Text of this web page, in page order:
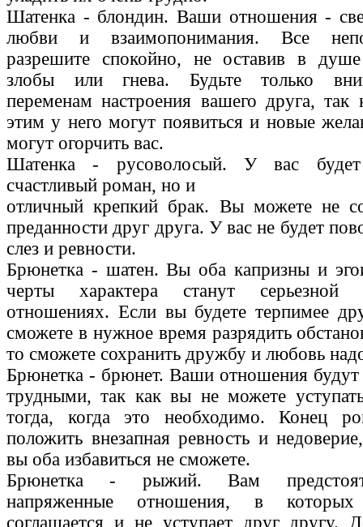
Шатенка - блондин. Ваши отношения -
любви и взаимопонимания. Все
разрешите спокойно, не оставив в
злобы или гнева. Будьте только
переменам настроения вашего друга, так
этим у него могут появиться и новые
могут огорчить вас.
Шатенка - русоволосый. У вас
счастливый роман, но и
отличный крепкий брак. Вы можете не
преданности друг друга. У вас не будет
слез и ревности.
Брюнетка - шатен. Вы оба капризны и
черты характера станут
отношениях. Если вы будете терпимее
сможете в нужное время разрядить
то сможете сохранить дружбу и любовь
Брюнетка - брюнет. Ваши отношения
трудными, так как вы не можете
тогда, когда это необходимо. Конец
положить внезапная ревность и
вы оба избавиться не сможете.
Брюнетка - рыжий. Вам
напряженные отношения, в
соглашается и не уступает друг другу.